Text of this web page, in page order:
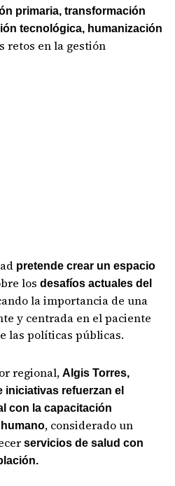
primaria, transformación
tecnológica, humanización
retos en la gestión
pretende crear un espacio
los desafíos actuales del
la importancia de una
y centrada en el paciente
las políticas públicas.
regional,Algis Torres,
refuerzan el
con la capacitación
, considerado un
servicios de salud con